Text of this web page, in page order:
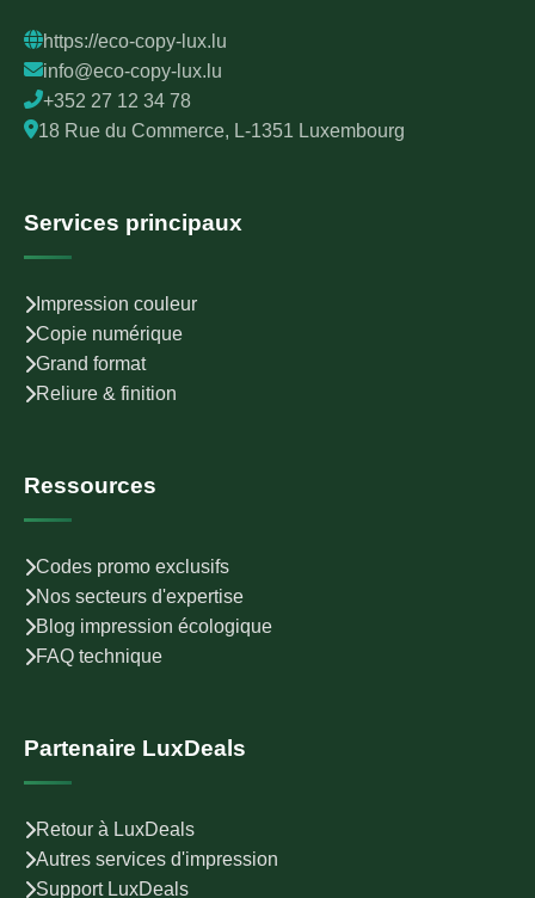
https://eco-copy-lux.lu
info@eco-copy-lux.lu
+352 27 12 34 78
18 Rue du Commerce, L-1351 Luxembourg
Services principaux
Impression couleur
Copie numérique
Grand format
Reliure & finition
Ressources
Codes promo exclusifs
Nos secteurs d'expertise
Blog impression écologique
FAQ technique
Partenaire LuxDeals
Retour à LuxDeals
Autres services d'impression
Support LuxDeals